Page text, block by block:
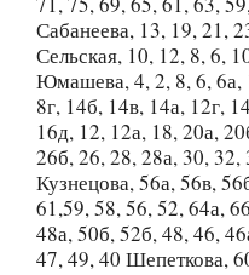
Сабанеева, 13, 19, 21,
Сельская, 10, 12, 8, 6,
Юмашева, 4, 2, 8, 6, 6а,
8г, 14б, 14в, 14а, 12г,
16д, 12, 12а, 18, 20а,
26б, 26, 28, 28а, 30,
Кузнецова, 56а, 56в,
61,59, 58, 56, 52, 64а,
48а, 50б, 52б, 48, 46,
47, 49, 40 Шепеткова,